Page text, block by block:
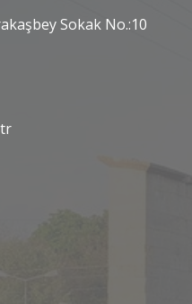
Sokak No.:10